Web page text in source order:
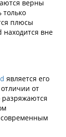
верны
плюсы
находится вне
является его
от